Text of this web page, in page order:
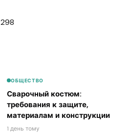
298
ОБЩЕСТВО
Сварочный костюм:
требования к защите,
материалам и конструкции
1 день тому